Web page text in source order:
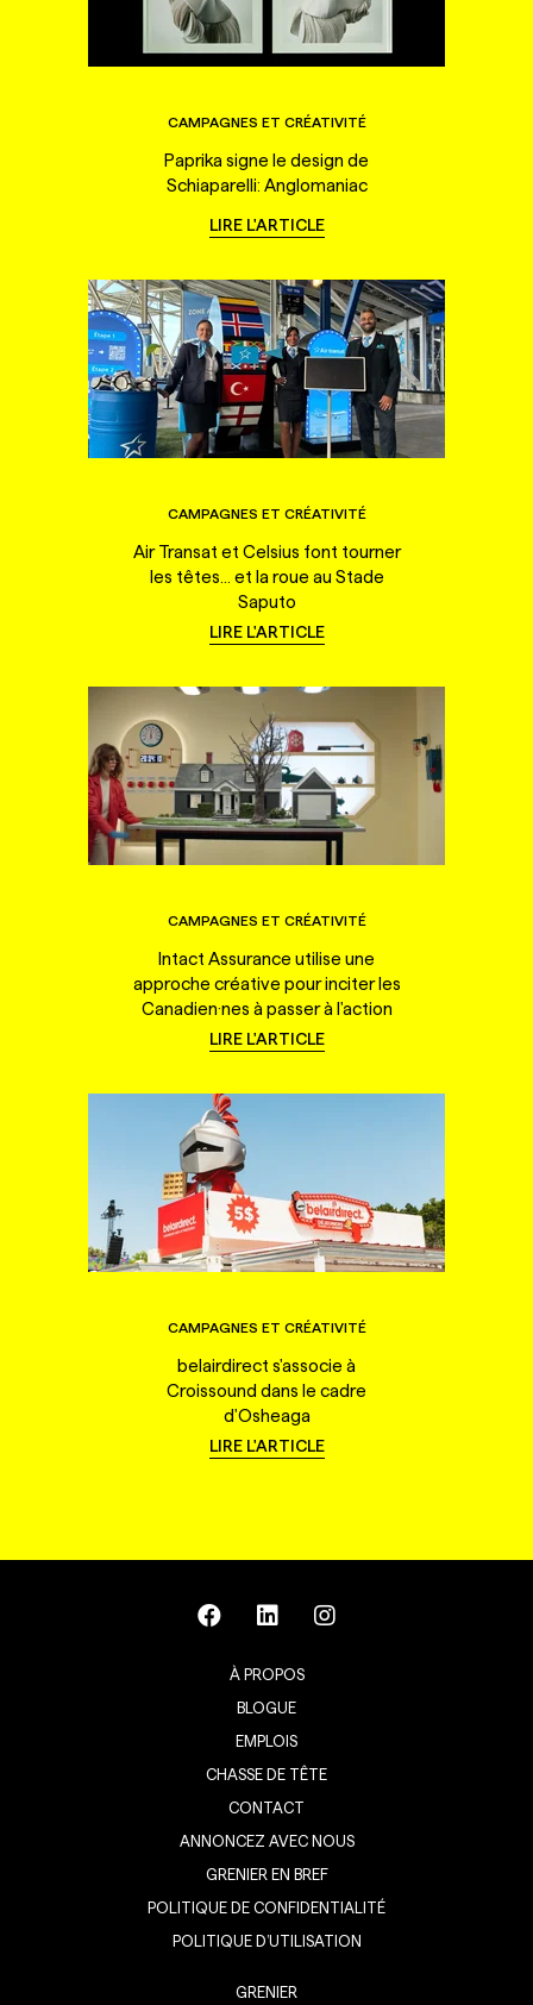
CAMPAGNES ET CRÉATIVITÉ
Paprika signe le design de
Schiaparelli: Anglomaniac
LIRE L'ARTICLE
CAMPAGNES ET CRÉATIVITÉ
Air Transat et Celsius font tourner
les têtes... et la roue au Stade
Saputo
LIRE L'ARTICLE
CAMPAGNES ET CRÉATIVITÉ
Intact Assurance utilise une
approche créative pour inciter les
Canadien·nes à passer à l'action
LIRE L'ARTICLE
CAMPAGNES ET CRÉATIVITÉ
belairdirect s'associe à
Croissound dans le cadre
d'Osheaga
LIRE L'ARTICLE
À PROPOS
BLOGUE
EMPLOIS
CHASSE DE TÊTE
CONTACT
ANNONCEZ AVEC NOUS
GRENIER EN BREF
POLITIQUE DE CONFIDENTIALITÉ
POLITIQUE D’UTILISATION
GRENIER